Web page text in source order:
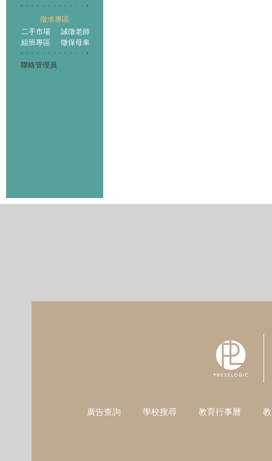
徵求專區
二手市場
誠徵老師
組班專區
徵保母車
聯絡管理員
廣告查詢 學校搜尋 教育行事曆